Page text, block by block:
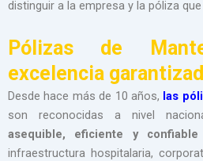
distinguir a la empresa y la póliza
Pólizas de
excelencia
Desde hace más de 10 años, las
son reconocidas a nivel
asequible, eficiente y confiable
infraestructura hospitalaria,